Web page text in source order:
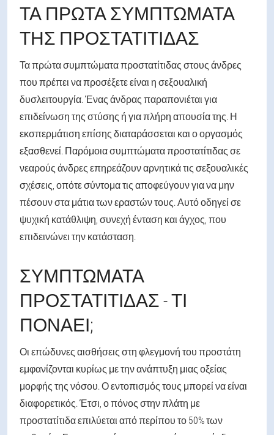
ΤΑ ΠΡΏΤΑ ΣΥΜΠΤΏΜΑΤΑ
ΤΗΣ ΠΡΟΣΤΑΤΊΤΙΔΑΣ
Τα πρώτα συμπτώματα προστατίτιδας στους άνδρες
που πρέπει να προσέξετε είναι η σεξουαλική
δυσλειτουργία. Ένας άνδρας παραπονιέται για
επιδείνωση της στύσης ή για πλήρη απουσία της. Η
εκσπερμάτιση επίσης διαταράσσεται και ο οργασμός
εξασθενεί. Παρόμοια συμπτώματα προστατίτιδας σε
νεαρούς άνδρες επηρεάζουν αρνητικά τις σεξουαλικές
σχέσεις, οπότε σύντομα τις αποφεύγουν για να μην
πέσουν στα μάτια των εραστών τους. Αυτό οδηγεί σε
ψυχική κατάθλιψη, συνεχή ένταση και άγχος, που
επιδεινώνει την κατάσταση.
ΣΥΜΠΤΏΜΑΤΑ
ΠΡΟΣΤΑΤΊΤΙΔΑΣ - ΤΙ
ΠΟΝΆΕΙ;
Οι επώδυνες αισθήσεις στη φλεγμονή του προστάτη
εμφανίζονται κυρίως με την ανάπτυξη μιας οξείας
μορφής της νόσου. Ο εντοπισμός τους μπορεί να είναι
διαφορετικός. Έτσι, ο πόνος στην πλάτη με
προστατίτιδα επιλύεται από περίπου το 50% των